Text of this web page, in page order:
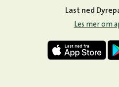
Last ned
Les mer om